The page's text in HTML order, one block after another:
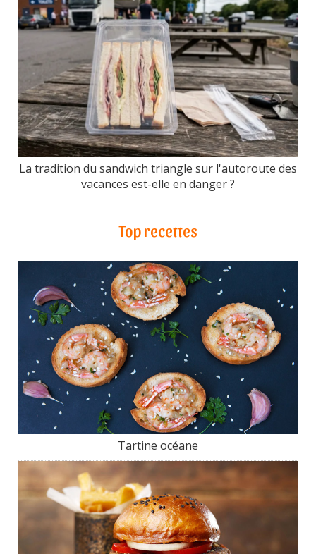
La tradition du sandwich triangle sur l'autoroute des
vacances est-elle en danger ?
Top recettes
Tartine océane